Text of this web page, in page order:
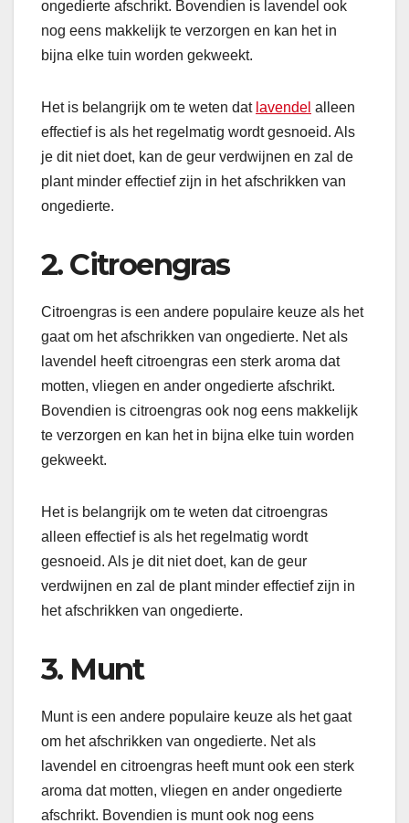
ongedierte afschrikt. Bovendien is lavendel ook
nog eens makkelijk te verzorgen en kan het in
bijna elke tuin worden gekweekt.
Het is belangrijk om te weten dat lavendel alleen
effectief is als het regelmatig wordt gesnoeid. Als
je dit niet doet, kan de geur verdwijnen en zal de
plant minder effectief zijn in het afschrikken van
ongedierte.
2. Citroengras
Citroengras is een andere populaire keuze als het
gaat om het afschrikken van ongedierte. Net als
lavendel heeft citroengras een sterk aroma dat
motten, vliegen en ander ongedierte afschrikt.
Bovendien is citroengras ook nog eens makkelijk
te verzorgen en kan het in bijna elke tuin worden
gekweekt.
Het is belangrijk om te weten dat citroengras
alleen effectief is als het regelmatig wordt
gesnoeid. Als je dit niet doet, kan de geur
verdwijnen en zal de plant minder effectief zijn in
het afschrikken van ongedierte.
3. Munt
Munt is een andere populaire keuze als het gaat
om het afschrikken van ongedierte. Net als
lavendel en citroengras heeft munt ook een sterk
aroma dat motten, vliegen en ander ongedierte
afschrikt. Bovendien is munt ook nog eens